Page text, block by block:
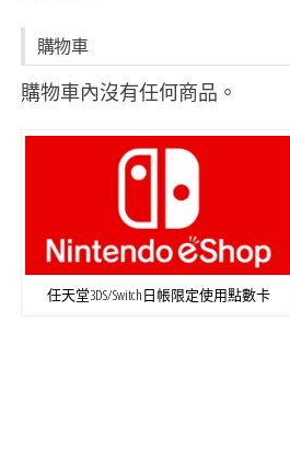
購物車
購物車內沒有任何商品。
任天堂3DS/Switch日帳限定使用點數卡